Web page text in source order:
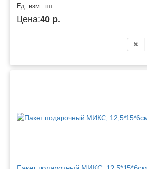
Ед. изм.: шт.
Цена:40 р.